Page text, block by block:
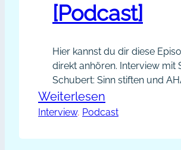
[Podcast]
Hier kannst du dir diese
direkt anhören. Interview mit
Schubert: Sinn stiften und
Momente schaffen, um deine
Kunden glücklich zu machen.
Vorgehensweise zeigt
Weiterlesen
PP014
Interview, Podcast